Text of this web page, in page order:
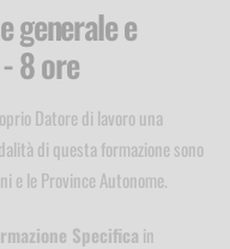
generale e
8 ore
Datore di lavoro una
di questa formazione sono
e le Province Autonome.
Specifica in